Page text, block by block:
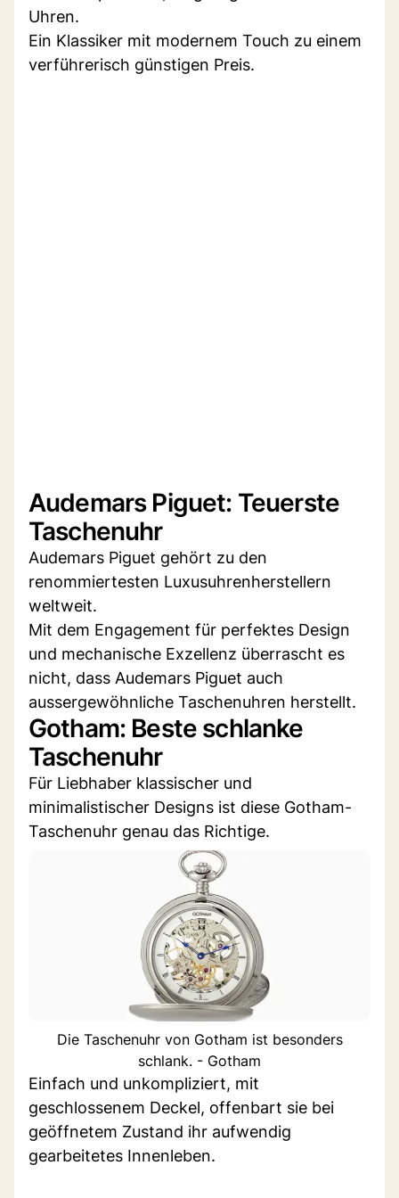
Uhren.
Ein Klassiker mit modernem Touch zu einem
verführerisch günstigen Preis.
Audemars Piguet: Teuerste
Taschenuhr
Audemars Piguet gehört zu den
renommiertesten Luxusuhrenherstellern
weltweit.
Mit dem Engagement für perfektes Design
und mechanische Exzellenz überrascht es
nicht, dass Audemars Piguet auch
aussergewöhnliche Taschenuhren herstellt.
Gotham: Beste schlanke
Taschenuhr
Für Liebhaber klassischer und
minimalistischer Designs ist diese Gotham-
Taschenuhr genau das Richtige.
Die Taschenuhr von Gotham ist besonders
schlank. - Gotham
Einfach und unkompliziert, mit
geschlossenem Deckel, offenbart sie bei
geöffnetem Zustand ihr aufwendig
gearbeitetes Innenleben.